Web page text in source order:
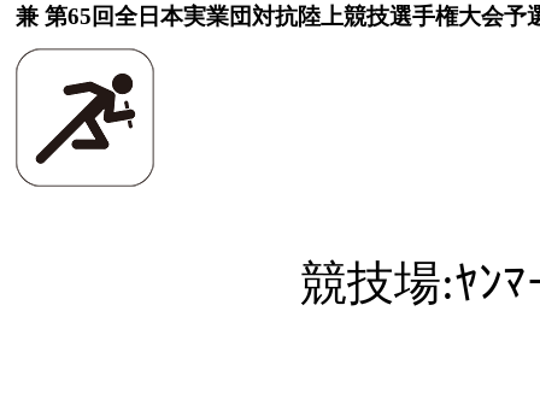
兼 第65回全日本実業団対抗陸上競技選手権大会予
競技場:ﾔﾝﾏ